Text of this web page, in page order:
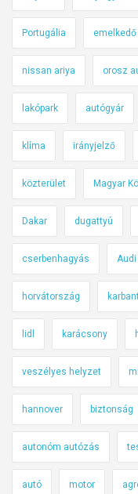
Portugália emelkedő
nissan ariya orosz
lakópark autógyár
klíma irányjelző
közterület Magyar
Dakar dugattyú
cserbenhagyás Audi
horvátország
lidl karácsony
veszélyes helyzet
hannover biztonság
autonóm autózás
autó motor